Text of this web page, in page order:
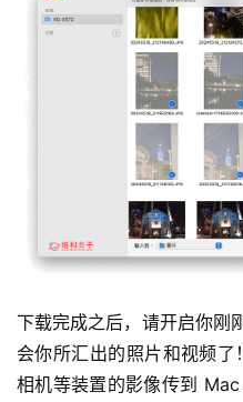
下载完成之后，请开启你刚
会你所汇出的照片和视频
相机等装置的影像传到